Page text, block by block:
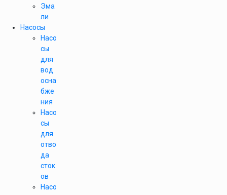
Эма
ли
Насосы
Насо
сы
для
вод
осна
бже
ния
Насо
сы
для
отво
да
сток
ов
Насо